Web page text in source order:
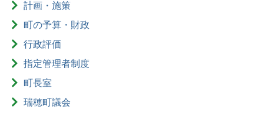
計画・施策
町の予算・財政
行政評価
指定管理者制度
町長室
瑞穂町議会